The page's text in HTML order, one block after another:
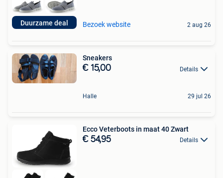
Duurzame deal Bezoek website 2 aug 26
Sneakers
€ 15,00 Details
Halle 29 jul 26
Ecco Veterboots in maat 40 Zwart
€ 54,95 Details